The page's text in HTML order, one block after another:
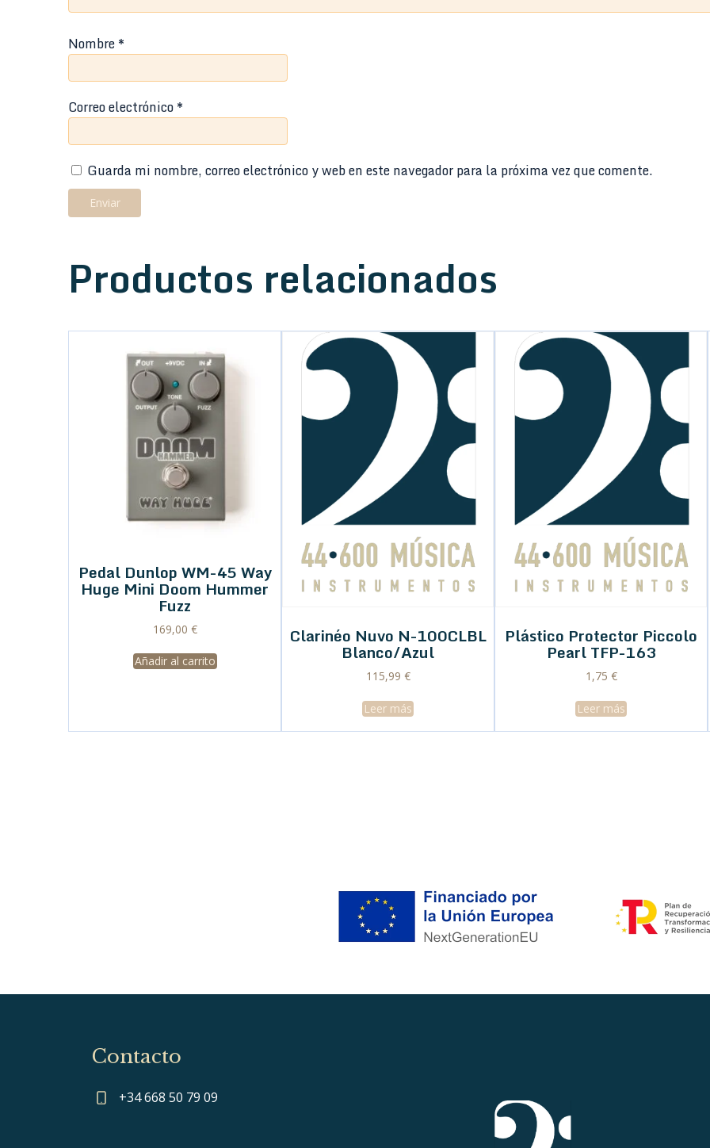
Nombre*
Correo electrónico*
Guarda mi nombre, correo electrónico y web en este navegador para la próxima vez que comente.
Productos relacionados
Pedal Dunlop WM-45 Way
Huge Mini Doom Hummer
Fuzz
169,00 €
Añadir al carrito
Clarinéo Nuvo N-100CLBL
Blanco/Azul
115,99 €
Leer más
Plástico Protector Piccolo
Pearl TFP-163
1,75 €
Leer más
Contacto
+34 668 50 79 09